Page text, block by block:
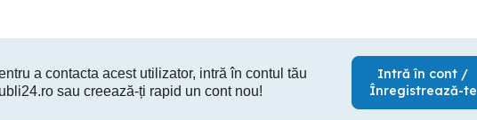
a contacta acest utilizator, intră în contul tău
sau creează-ți rapid un cont nou!
Intră în cont /
Înregistrează-te